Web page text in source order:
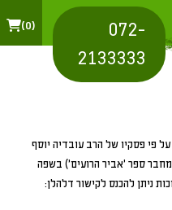
072-
2133333
0
פי פסקיו של הרב עובדיה יוסף
ספר 'אביר הרועים') בשפה
ניתן להכנס לקישור דלהלן: